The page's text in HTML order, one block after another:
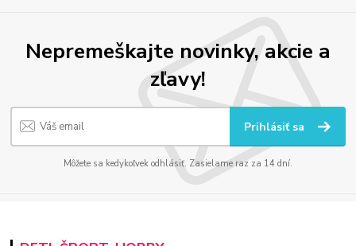
Nepremeškajte novinky, akcie a
zľavy!
Prihlásiť sa
Môžete sa kedykoľvek odhlásiť. Zasielame raz za 14 dní.